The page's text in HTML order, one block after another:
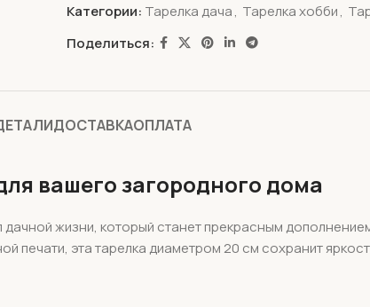
Категории: Тарелка дача, Тарелка хобби,
Поделиться:
ДОСТАВКАОПЛАТА
вашего загородного дома
жизни, который станет прекрасным
эта тарелка диаметром 20 см сохранит